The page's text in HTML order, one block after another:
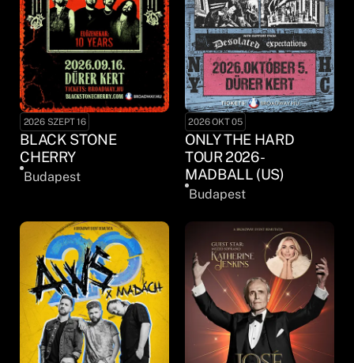
2026 SZEPT 16
BLACK STONE
CHERRY
Budapest
2026 OKT 05
ONLY THE HARD
TOUR 2026 -
MADBALL (US)
Budapest